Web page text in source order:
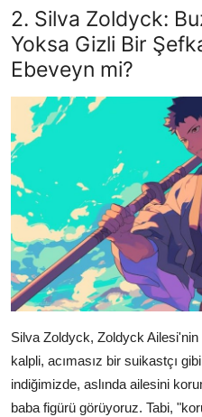
2. Silva Zoldyck:
Yoksa Gizli Bir
Ebeveyn mi?
Silva Zoldyck, Zoldyck Ailesi'nin
kalpli, acımasız bir suikastçı
indiğimizde, aslında ailesini
baba figürü görüyoruz. Tabi,